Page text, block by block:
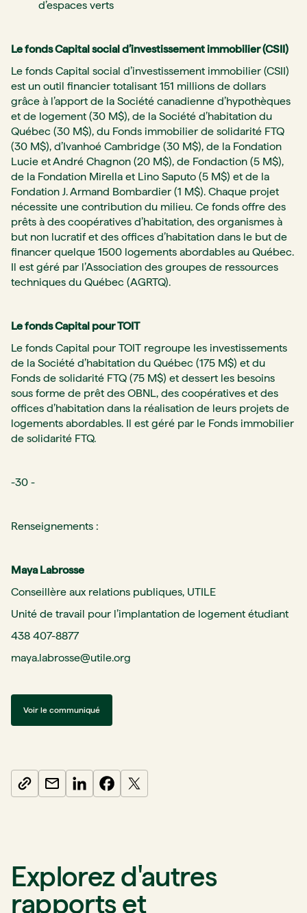
d’espaces verts
Le fonds Capital social d’investissement immobilier (CSII)
Le fonds Capital social d’investissement immobilier (CSII)
est un outil financier totalisant 151 millions de dollars
grâce à l’apport de la Société canadienne d’hypothèques
et de logement (30 M$), de la Société d’habitation du
Québec (30 M$), du Fonds immobilier de solidarité FTQ
(30 M$), d’Ivanhoé Cambridge (30 M$), de la Fondation
Lucie et André Chagnon (20 M$), de Fondaction (5 M$),
de la Fondation Mirella et Lino Saputo (5 M$) et de la
Fondation J. Armand Bombardier (1 M$). Chaque projet
nécessite une contribution du milieu. Ce fonds offre des
prêts à des coopératives d’habitation, des organismes à
but non lucratif et des offices d’habitation dans le but de
financer quelque 1500 logements abordables au Québec.
Il est géré par l’Association des groupes de ressources
techniques du Québec (AGRTQ).
Le fonds Capital pour TOIT
Le fonds Capital pour TOIT regroupe les investissements
de la Société d’habitation du Québec (175 M$) et du
Fonds de solidarité FTQ (75 M$) et dessert les besoins
sous forme de prêt des OBNL, des coopératives et des
offices d’habitation dans la réalisation de leurs projets de
logements abordables. Il est géré par le Fonds immobilier
de solidarité FTQ.
-30 -
Renseignements :
Maya Labrosse
Conseillère aux relations publiques, UTILE
Unité de travail pour l’implantation de logement étudiant
438 407-8877
maya.labrosse@utile.org
Voir le communiqué
Explorez d'autres
rapports et